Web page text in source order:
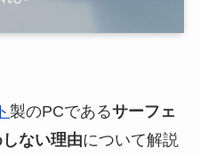
製のPCであるサーフェ
ない理由について解説